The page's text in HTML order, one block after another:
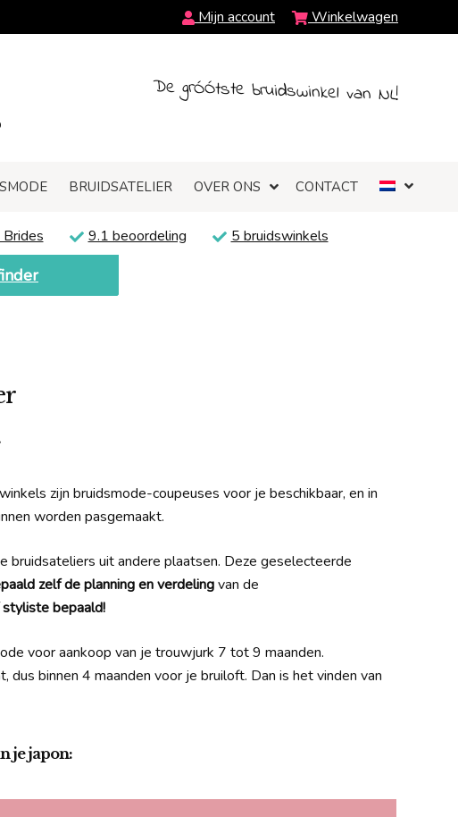
Mijn account Winkelwagen
De grÓÓtste bruidswinkel van NL!
BRUIDSATELIER OVER ONS CONTACT
9.1 beoordeling 5 bruidswinkels
zijn bruidsmode-coupeuses voor je beschikbaar, en in
worden pasgemaakt.
bruidsateliers uit andere plaatsen. Deze geselecteerde
zelf de planning en verdelingvan de
bepaald!
voor aankoop van je trouwjurk 7 tot 9 maanden.
binnen 4 maanden voor je bruiloft. Dan is het vinden van
je japon: